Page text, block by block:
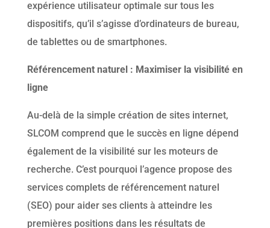
expérience utilisateur optimale sur tous les
dispositifs, qu’il s’agisse d’ordinateurs de bureau,
de tablettes ou de smartphones.
Référencement naturel : Maximiser la visibilité en
ligne
Au-delà de la simple création de sites internet,
SLCOM comprend que le succès en ligne dépend
également de la visibilité sur les moteurs de
recherche. C’est pourquoi l’agence propose des
services complets de référencement naturel
(SEO) pour aider ses clients à atteindre les
premières positions dans les résultats de